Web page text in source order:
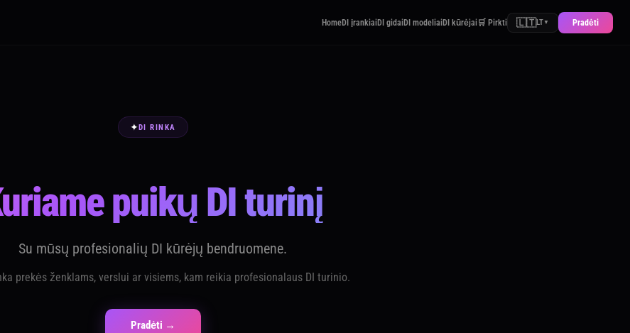
HomeDI įrankiaiDI gidaiDI modeliaiDI kūrėjai🛒 Pirkti 🇱🇹LT ▼ Pradėti
✦DI RINKA
puikų DI turinį
Su mūsų profesionalių DI kūrėjų bendruomene.
prekės ženklams, verslui ar visiems, kam reikia profesionalaus DI turinio.
Pradėti →